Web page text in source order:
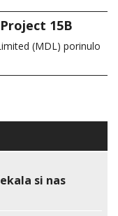
15B
(MDL) porinulo
si nas